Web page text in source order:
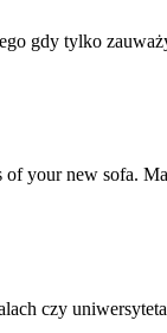
gdy tylko
of your new sofa.
czy